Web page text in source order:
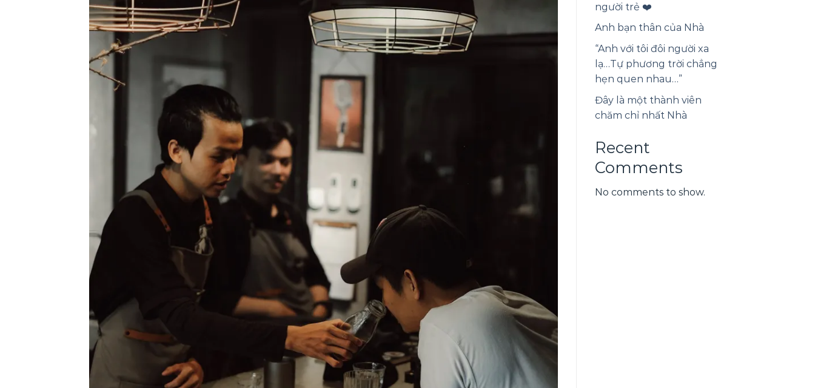
người trẻ ❤️
Anh bạn thân của Nhà
“Anh với tôi đôi người xa
lạ…Tự phương trời chẳng
hẹn quen nhau…”
Đây là một thành viên
chăm chỉ nhất Nhà
Recent
Comments
No comments to show.